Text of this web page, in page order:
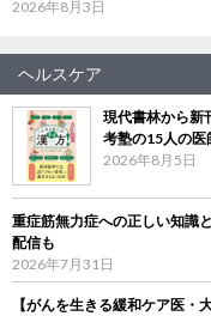
2026年8月3日
ヘルスケア
現代書林から
考塾の15人の医
2026年8月5日
重症筋無力症への正しい知識
配信も
2026年7月31日
【がんを生きる緩和ケア医・